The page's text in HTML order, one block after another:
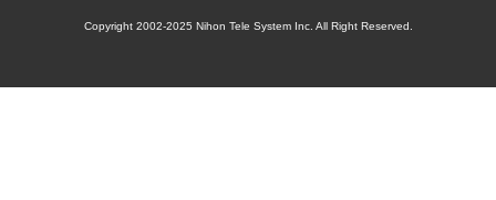
Copyright 2002-2025 Nihon Tele System Inc. All Right Reserved.